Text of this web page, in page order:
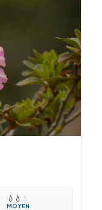
💧 💧 💧
MOYEN